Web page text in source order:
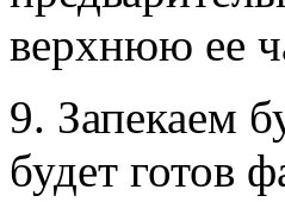
верхнюю ее
9. Запекаем
будет готов